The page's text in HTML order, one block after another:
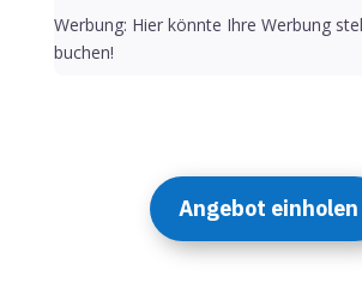
Werbung: Hier könnte Ihre Werbung
buchen!
Angebot einholen